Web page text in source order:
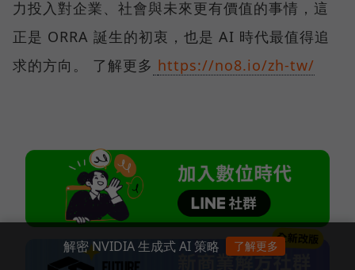
力投入對企業、社會與未來更有價值的事情，這
正是 ORRA 誕生的初衷，也是 AI 時代最值得追
求的方向。 了解更多 https://no8.io/zh-tw/
解密 NVIDIA 生成式 AI 策略 了解更多